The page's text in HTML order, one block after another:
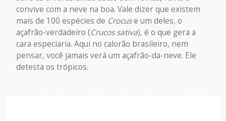
convive com a neve na boa. Vale dizer que existem
mais de 100 espécies de Crocuse um deles, o
açafrão-verdadeiro (Crucos sativa), é o que gera a
cara especiaria. Aqui no calorão brasileiro, nem
pensar, você jamais verá um açafrão-da-neve. Ele
detesta os trópicos.